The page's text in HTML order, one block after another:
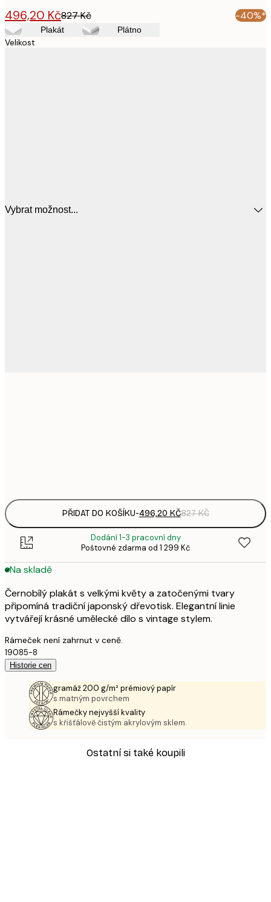
496,20 Kč827 Kč -40%*
Plakát Plátno
Velikost
Vybrat možnost...
PŘIDAT DO KOŠÍKU-496,20 KČ827 KČ
Dodání 1-3 pracovní dny
Poštovné zdarma od 1 299 Kč
Na skladě
Černobílý plakát s velkými květy a zatočenými tvary
připomíná tradiční japonský dřevotisk. Elegantní linie
vytvářejí krásné umělecké dílo s vintage stylem.
Rámeček není zahrnut v ceně.
19085-8
Historie cen
gramáž 200 g/m² prémiový papír
s matným povrchem
Rámečky nejvyšší kvality
s křišťálově čistým akrylovým sklem.
Ostatní si také koupili